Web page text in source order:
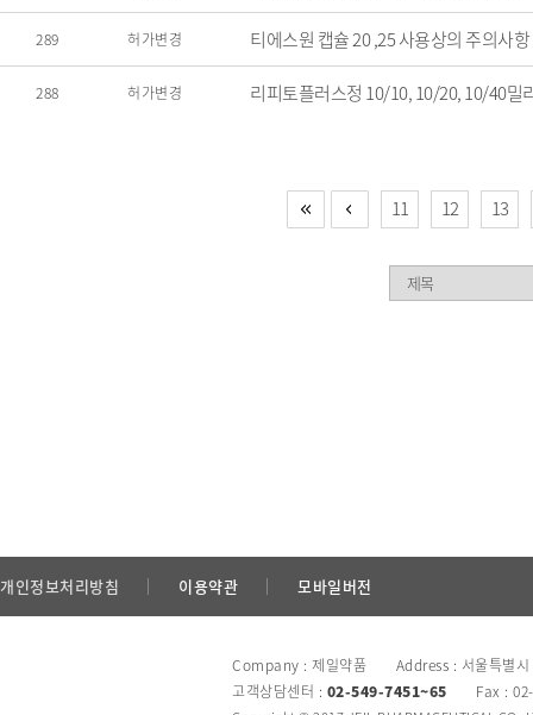
289 허가변경 티에스원 캡슐 20 ,25 사용상의 주의사
288 허가변경 리피토플러스정 10/10, 10/20, 10/40밀
11 12 13
개인정보처리방침 이용약관 모바일버전
Company : 제일약품 Address : 서울특별시
고객상담센터 : 02-549-7451~65 Fax :